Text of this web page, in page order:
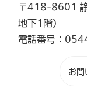
〒418-8601
地下1階)
電話番号：